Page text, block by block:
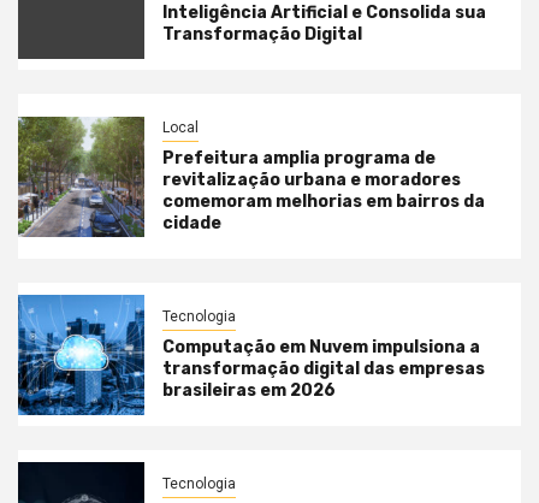
Inteligência Artificial e Consolida sua
Transformação Digital
Local
Prefeitura amplia programa de
revitalização urbana e moradores
comemoram melhorias em bairros da
cidade
Tecnologia
Computação em Nuvem impulsiona a
transformação digital das empresas
brasileiras em 2026
Tecnologia